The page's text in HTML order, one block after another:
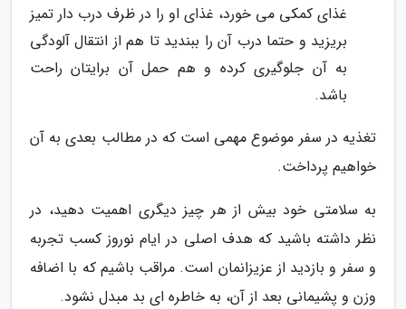
غذای کمکی می خورد، غذای او را در ظرف درب دار تمیز
بریزید و حتما درب آن را ببندید تا هم از انتقال آلودگی
به آن جلوگیری کرده و هم حمل آن برایتان راحت
باشد.
تغذیه در سفر موضوع مهمی است که در مطالب بعدی به آن
خواهیم پرداخت.
به سلامتی خود بیش از هر چیز دیگری اهمیت دهید، در
نظر داشته باشید که هدف اصلی در ایام نوروز کسب تجربه
و سفر و بازدید از عزیزانمان است. مراقب باشیم که با اضافه
وزن و پشیمانی بعد از آن، به خاطره ای بد مبدل نشود.